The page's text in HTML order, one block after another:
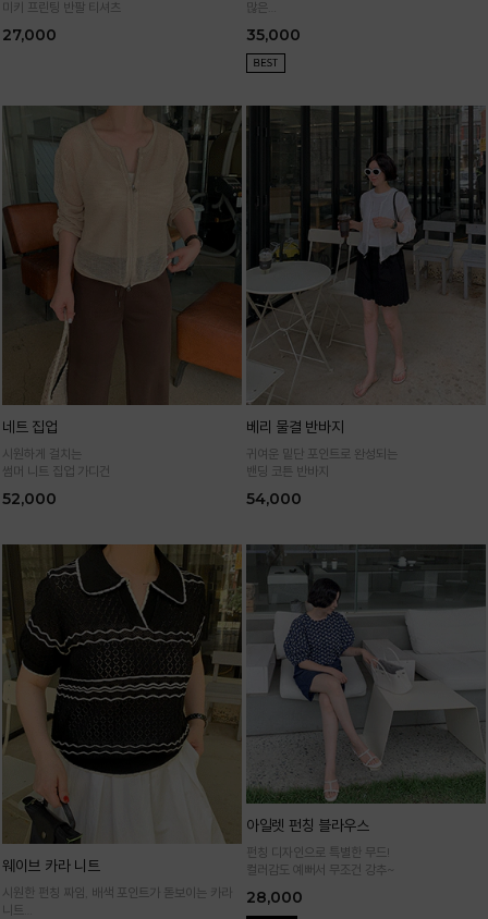
미키 프린팅 반팔 티셔츠
27,000
많은
35,000
네트 집업
시원하게 걸치는
썸머 니트 집업 가디건
52,000
베리 물결 반바지
귀여운 밑단 포인트로 완성되는
밴딩 코튼 반바지
54,000
웨이브 카라 니트
시원한 펀칭 짜임, 배색 포인트가 돋보이는 카라
니트
아일렛 펀칭 블라우스
펀칭 디자인으로 특별한 무드!
컬러감도 예뻐서 무조건 강추~
28,000